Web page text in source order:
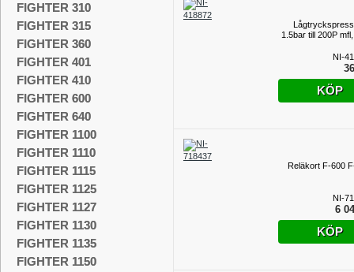
FIGHTER 310
FIGHTER 315
FIGHTER 360
FIGHTER 401
FIGHTER 410
FIGHTER 600
FIGHTER 640
FIGHTER 1100
FIGHTER 1110
FIGHTER 1115
FIGHTER 1125
FIGHTER 1127
FIGHTER 1130
FIGHTER 1135
FIGHTER 1150
1.5bar till 200P
NI-
KÖP
Reläkort F-600
NI-
6
KÖP